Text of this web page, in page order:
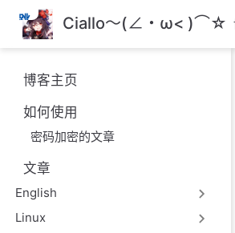
跳
至
主
要
內
容
Ciallo～(∠・ω< )⌒☆
博客主页
如何使用
密码加密的文章
文章
English
Linux